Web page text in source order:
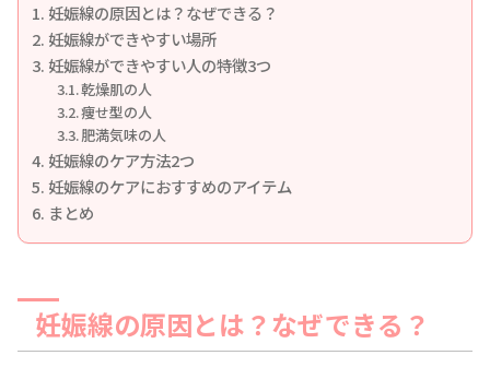
妊娠線の原因とは？なぜできる？
妊娠線ができやすい場所
妊娠線ができやすい人の特徴3つ
乾燥肌の人
痩せ型の人
肥満気味の人
妊娠線のケア方法2つ
妊娠線のケアにおすすめのアイテム
まとめ
妊娠線の原因とは？なぜできる？